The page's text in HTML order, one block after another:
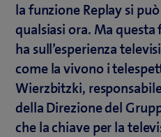
la funzione Replay si
qualsiasi ora. Ma
ha sull’esperienza
come la vivono i
Wierzbitzki,
della Direzione del
che la chiave per la